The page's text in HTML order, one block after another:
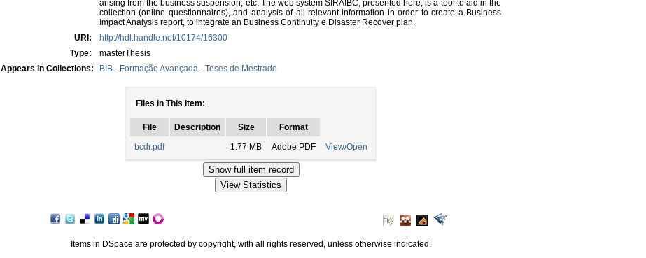
arising from the business suspension, etc. The web system SIRAIBC, presented here, is a tool to aid in the
collection (online questionnaires), and analysis of all relevant information in order to create a Business
Impact Analysis report, to integrate an Business Continuity e Disaster Recover plan.
URI:
http://hdl.handle.net/10174/16300
Type:
masterThesis
Appears in Collections:
BIB - Formação Avançada - Teses de Mestrado
Files in This Item:
File Description Size
Format
bcdr.pdf
1.77 MB Adobe PDF View/Open
Items in DSpace are protected by copyright, with all rights reserved, unless otherwise indicated.